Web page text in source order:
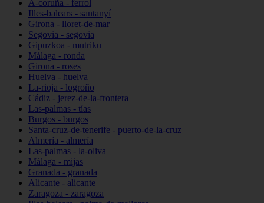
A-coruña - ferrol
Illes-balears - santanyí
Girona - lloret-de-mar
Segovia - segovia
Gipuzkoa - mutriku
Málaga - ronda
Girona - roses
Huelva - huelva
La-rioja - logroño
Cádiz - jerez-de-la-frontera
Las-palmas - tías
Burgos - burgos
Santa-cruz-de-tenerife - puerto-de-la-cruz
Almería - almería
Las-palmas - la-oliva
Málaga - mijas
Granada - granada
Alicante - alicante
Zaragoza - zaragoza